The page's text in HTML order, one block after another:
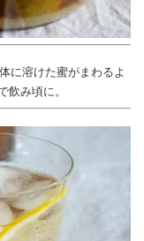
に溶けた蜜がまわるよ
飲み頃に。